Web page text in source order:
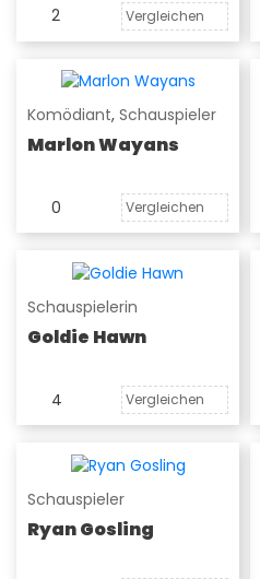
2 Vergleichen
Komödiant, Schauspieler
Marlon Wayans
0 Vergleichen
Schauspielerin
Goldie Hawn
4 Vergleichen
Schauspieler
Ryan Gosling